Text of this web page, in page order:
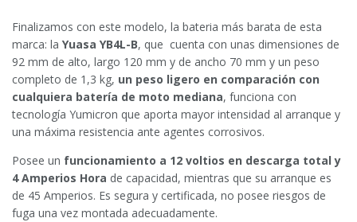
Finalizamos con este modelo, la bateria más barata de esta
marca: la Yuasa YB4L-B, que cuenta con unas dimensiones de
92 mm de alto, largo 120 mm y de ancho 70 mm y un peso
completo de 1,3 kg, un peso ligero en comparación con
cualquiera batería de moto mediana, funciona con
tecnología Yumicron que aporta mayor intensidad al arranque y
una máxima resistencia ante agentes corrosivos.
Posee un funcionamiento a 12 voltios en descarga total y
4 Amperios Hora de capacidad, mientras que su arranque es
de 45 Amperios. Es segura y certificada, no posee riesgos de
fuga una vez montada adecuadamente.